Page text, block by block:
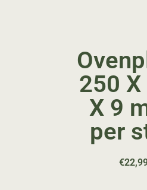
250
X 9
per
€